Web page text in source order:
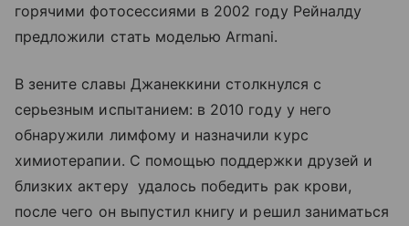
горячими фотосессиями в 2002 году Рейналду
предложили стать моделью Armani.
В зените славы Джанеккини столкнулся с
серьезным испытанием: в 2010 году у него
обнаружили лимфому и назначили курс
химиотерапии. С помощью поддержки друзей и
близких актеру удалось победить рак крови,
после чего он выпустил книгу и решил заниматься